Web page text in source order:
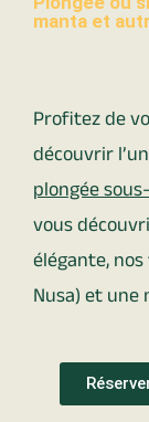
manta et
Profitez de
découvrir
plongée
vous
élégante,
Nusa) et